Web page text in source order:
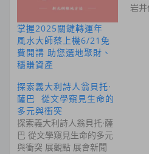
掌握2025關鍵轉運年
風水大師蔡上機6/21免
費開講 助您選地聚財、
穩賺資產
岩
探索義大利詩人翁貝托·
薩巴 從文學窺見生命的
多元與衝突
探索義大利詩人翁貝托·薩
巴 從文學窺見生命的多元
與衝突 展觀點 展會新聞